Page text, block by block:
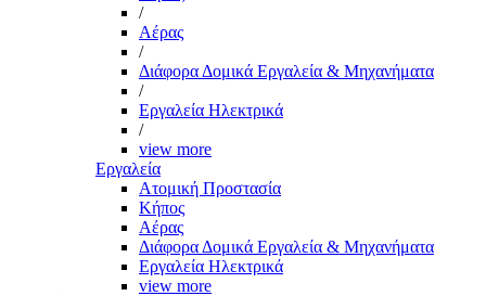
/
Αέρας
/
Διάφορα Δομικά Εργαλεία & Μηχανήματα
/
Εργαλεία Ηλεκτρικά
/
view more
Εργαλεία
Aτομική Προστασία
Kήπος
Αέρας
Διάφορα Δομικά Εργαλεία & Μηχανήματα
Εργαλεία Ηλεκτρικά
view more